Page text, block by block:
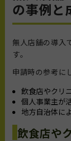
の事例と
無人店舗の導入
す。
申請時の参考に
飲食店やクリ
個人事業主が
地方自治体に
飲食店や